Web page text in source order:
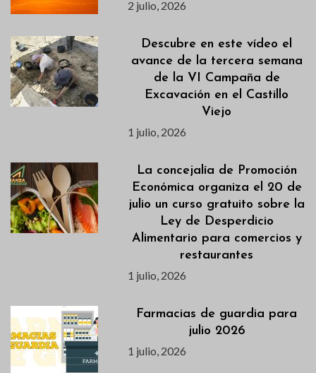
2 julio, 2026
Descubre en este vídeo el
avance de la tercera semana
de la VI Campaña de
Excavación en el Castillo
Viejo
1 julio, 2026
La concejalía de Promoción
Económica organiza el 20 de
julio un curso gratuito sobre la
Ley de Desperdicio
Alimentario para comercios y
restaurantes
1 julio, 2026
Farmacias de guardia para
julio 2026
1 julio, 2026